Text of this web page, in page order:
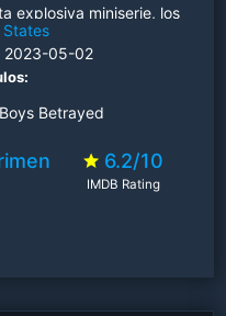
explosiva miniserie, los
que une ambas
acusaciones de los
Menéndez, que datan
de Menudo podría ser
pública sobre el caso
lucha por su propia
States
2023-05-02
Betrayed
6.2/10
IMDB Rating